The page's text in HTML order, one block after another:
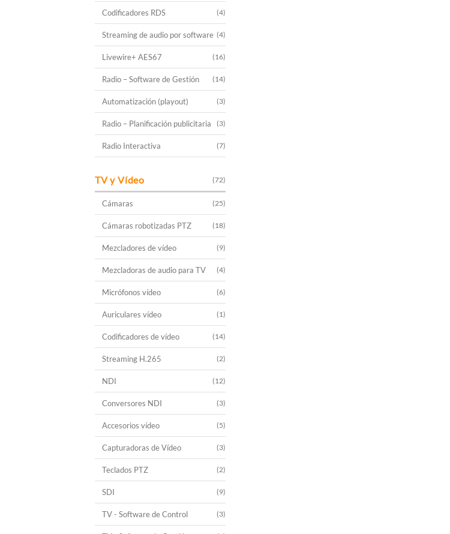
Codificadores RDS (4)
Streaming de audio por software (4)
Livewire+ AES67 (16)
Radio – Software de Gestión (14)
Automatización (playout) (3)
Radio – Planificación publicitaria (3)
Radio Interactiva (7)
TV y Vídeo (72)
Cámaras (25)
Cámaras robotizadas PTZ (18)
Mezcladores de vídeo (9)
Mezcladoras de audio para TV (4)
Micrófonos vídeo (6)
Auriculares vídeo (1)
Codificadores de vídeo (14)
Streaming H.265 (2)
NDI (12)
Conversores NDI (3)
Accesorios vídeo (5)
Capturadoras de Vídeo (3)
Teclados PTZ (2)
SDI (9)
TV - Software de Control (3)